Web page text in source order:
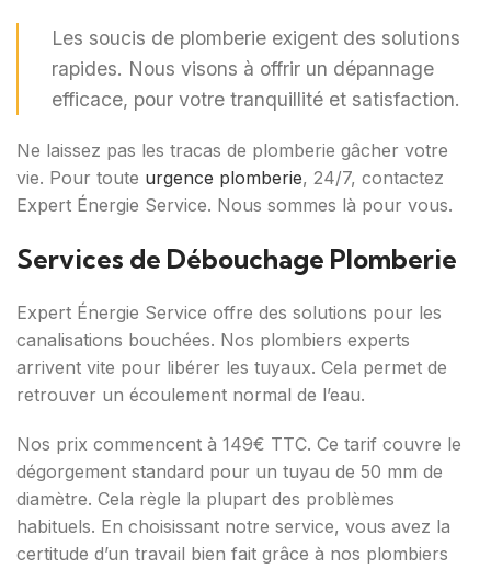
Les soucis de plomberie exigent des solutions
rapides. Nous visons à offrir un dépannage
efficace, pour votre tranquillité et satisfaction.
Ne laissez pas les tracas de plomberie gâcher votre
vie. Pour toute urgence plomberie, 24/7, contactez
Expert Énergie Service. Nous sommes là pour vous.
Services de Débouchage Plomberie
Expert Énergie Service offre des solutions pour les
canalisations bouchées. Nos plombiers experts
arrivent vite pour libérer les tuyaux. Cela permet de
retrouver un écoulement normal de l’eau.
Nos prix commencent à 149€ TTC. Ce tarif couvre le
dégorgement standard pour un tuyau de 50 mm de
diamètre. Cela règle la plupart des problèmes
habituels. En choisissant notre service, vous avez la
certitude d’un travail bien fait grâce à nos plombiers